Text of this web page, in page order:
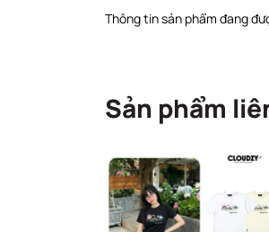
Thông tin sản phẩm đang
Sản phẩm